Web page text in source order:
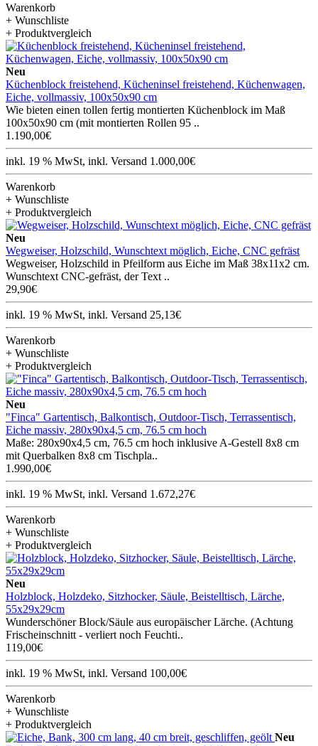
Warenkorb
+ Wunschliste
+ Produktvergleich
Neu
Küchenblock freistehend, Kücheninsel freistehend, Küchenwagen,
Eiche, vollmassiv, 100x50x90 cm
Wie bieten einen tollen fertig montierten Küchenblock im Maß
100x50x90 cm (mit montierten Rollen 95 ..
1.190,00€
inkl. 19 % MwSt, inkl. Versand 1.000,00€
Warenkorb
+ Wunschliste
+ Produktvergleich
Neu
Wegweiser, Holzschild, Wunschtext möglich, Eiche, CNC gefräst
Wegweiser, Holzschild in Pfeilform aus Eiche im Maß 38x11x2 cm.
Wunschtext CNC-gefräst, der Text ..
29,90€
inkl. 19 % MwSt, inkl. Versand 25,13€
Warenkorb
+ Wunschliste
+ Produktvergleich
Neu
"Finca" Gartentisch, Balkontisch, Outdoor-Tisch, Terrassentisch,
Eiche massiv, 280x90x4,5 cm, 76.5 cm hoch
Maße: 280x90x4,5 cm, 76.5 cm hoch inklusive A-Gestell 8x8 cm
mit Querbalken 8x8 cm Tischpla..
1.990,00€
inkl. 19 % MwSt, inkl. Versand 1.672,27€
Warenkorb
+ Wunschliste
+ Produktvergleich
Neu
Holzblock, Holzdeko, Sitzhocker, Säule, Beistelltisch, Lärche,
55x29x29cm
Wunderschöner Block/Säule aus europäischer Lärche. (Achtung
Frischeinschnitt - verliert noch Feuchti..
119,00€
inkl. 19 % MwSt, inkl. Versand 100,00€
Warenkorb
+ Wunschliste
+ Produktvergleich
Neu